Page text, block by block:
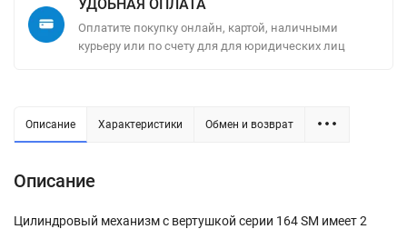
УДОБНАЯ ОПЛАТА
Оплатите покупку онлайн, картой, наличными
курьеру или по счету для для юридических лиц
Описание Характеристики Обмен и возврат
Описание
Цилиндровый механизм с вертушкой серии 164 SM имеет 2